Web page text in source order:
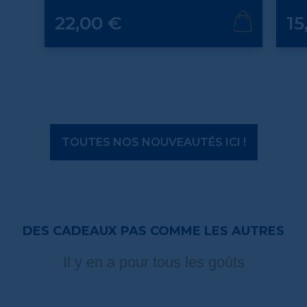
Prix
22,00 € Prix
TOUTES NOS NOUVEAUTÉS ICI !
DES CADEAUX PAS COMME LES AUTRES
Il y en a pour tous les goûts